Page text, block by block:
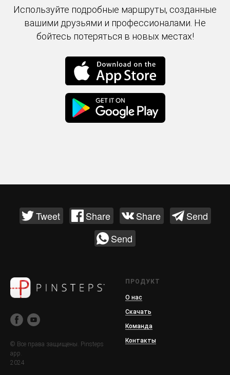
Используйте подробные маршруты, созданные
вашими друзьями и профессионалами. Не
бойтесь потеряться в новых местах!
Tweet Share Share
Send
Send
© Все права защищены. Pinsteps
app.
2024
ПРОДУКТ
О нас
Скачать
Команда
Контакты